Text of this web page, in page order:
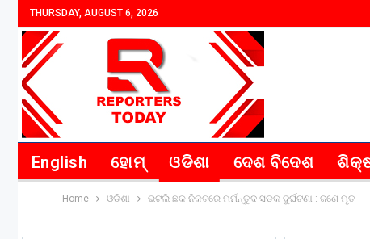
THURSDAY, AUGUST 6, 2026
English ହୋମ୍ ଓଡିଶା ଦେଶ ବିଦେଶ
Home ଓଡିଶା ଭଟଲି ଛକ ନିକଟରେ ମର୍ମନ୍ତୁଦ ସଡକ ଦୁର୍ଘଟଣା : ଜଣେ ମୃତ